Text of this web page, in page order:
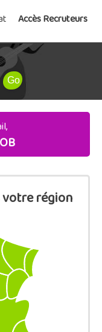
Accès Recruteurs
votre région